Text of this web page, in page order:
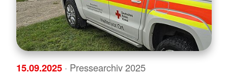
15.09.2025 · Pressearchiv 2025